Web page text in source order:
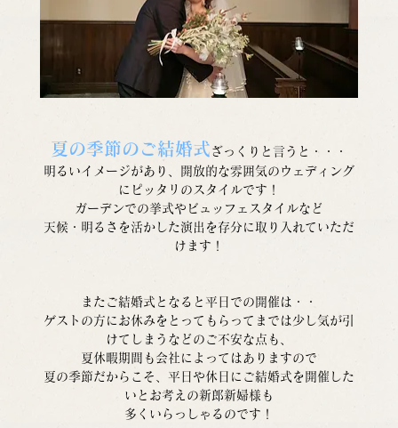
夏の季節のご結婚式 ざっくりと言うと・・・
明るいイメージがあり、開放的な雰囲気のウェディング
にピッタリのスタイルです！
ガーデンでの挙式やビュッフェスタイルなど
天候・明るさを活かした演出を存分に取り入れていただ
けます！
またご結婚式となると平日での開催は・・
ゲストの方にお休みをとってもらってまでは少し気が引
けてしまうなどのご不安な点も、
夏休暇期間も会社によってはありますので
夏の季節だからこそ、平日や休日にご結婚式を開催した
いとお考えの新郎新婦様も
多くいらっしゃるのです！